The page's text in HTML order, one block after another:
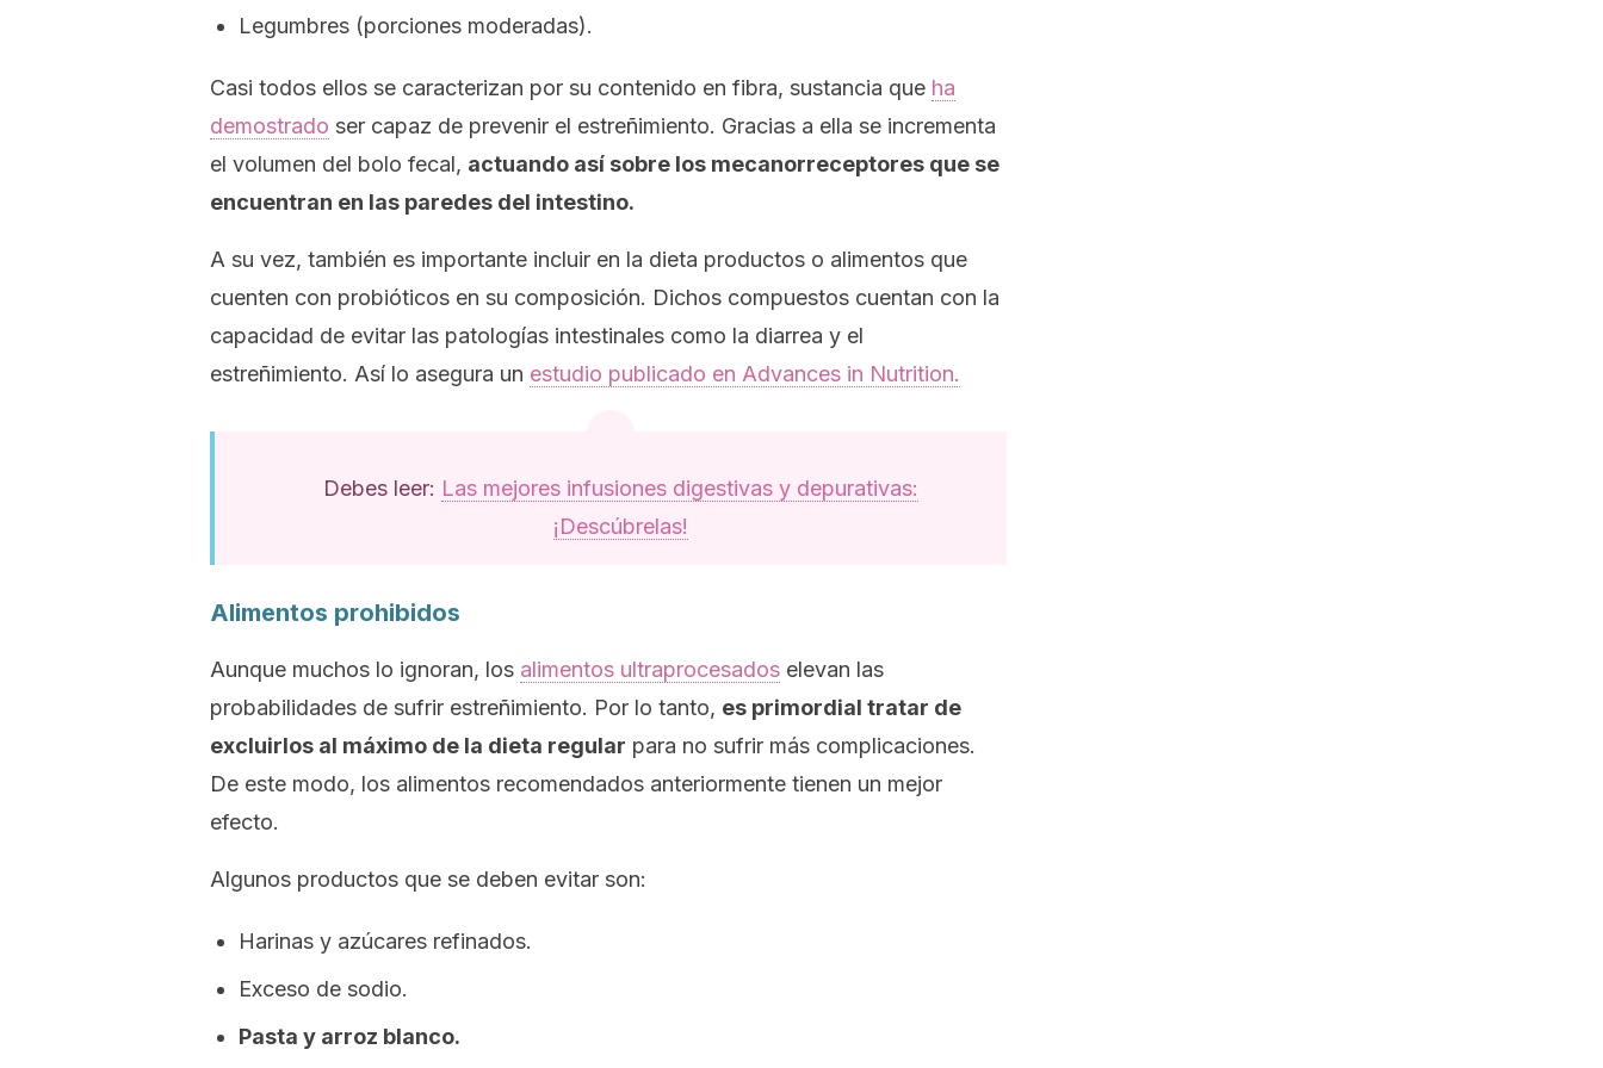
Legumbres (porciones moderadas).
Casi todos ellos se caracterizan por su contenido en fibra, sustancia que ha
demostrado ser capaz de prevenir el estreñimiento. Gracias a ella se incrementa
el volumen del bolo fecal, actuando así sobre los mecanorreceptores que se
encuentran en las paredes del intestino.
A su vez, también es importante incluir en la dieta productos o alimentos que
cuenten con probióticos en su composición. Dichos compuestos cuentan con la
capacidad de evitar las patologías intestinales como la diarrea y el
estreñimiento. Así lo asegura un estudio publicado en Advances in Nutrition.
Debes leer: Las mejores infusiones digestivas y depurativas:
¡Descúbrelas!
Alimentos prohibidos
Aunque muchos lo ignoran, los alimentos ultraprocesados elevan las
probabilidades de sufrir estreñimiento. Por lo tanto, es primordial tratar de
excluirlos al máximo de la dieta regular para no sufrir más complicaciones.
De este modo, los alimentos recomendados anteriormente tienen un mejor
efecto.
Algunos productos que se deben evitar son:
Harinas y azúcares refinados.
Exceso de sodio.
Pasta y arroz blanco.